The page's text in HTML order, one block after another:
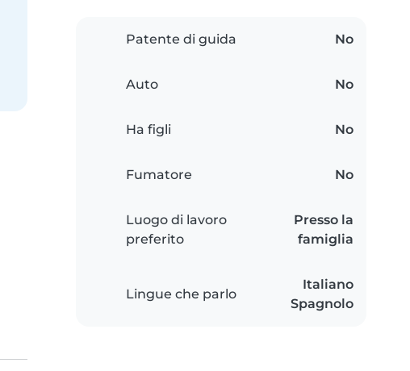
Patente di guida No
Auto No
Ha figli No
Fumatore No
Luogo di lavoro
preferito
Presso la
famiglia
Lingue che parlo
Italiano
Spagnolo